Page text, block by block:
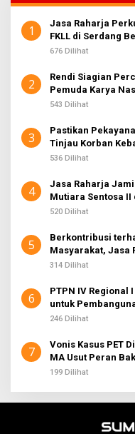
1
Jasa Raharja
FKLL di Serdang
676 Dilihat
2
Rendi Siagian
Pemuda Karya
Sembiring
543 Dilihat
3
Pastikan
Tinjau Korban
536 Dilihat
4
Jasa Raharja
Mutiara Sentosa
520 Dilihat
5
Berkontribusi
Masyarakat, Jasa
Transportasi
314 Dilihat
6
PTPN IV Regional
untuk
246 Dilihat
7
Vonis Kasus PET
MA Usut Peran
199 Dilihat